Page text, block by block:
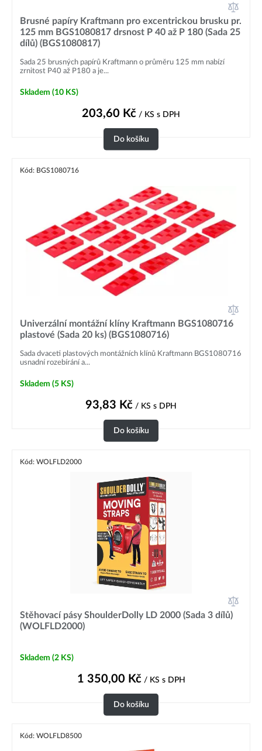
Brusné papíry Kraftmann pro excentrickou brusku pr.
125 mm BGS1080817 drsnost P 40 až P 180 (Sada 25
dílů) (BGS1080817)
Sada 25 brusných papírů Kraftmann o průměru 125 mm nabízí
zrnitost P40 až P180 a je...
Skladem (10 KS)
203,60 Kč / KS s DPH
Do košíku
Kód: BGS1080716
Univerzální montážní klíny Kraftmann BGS1080716
plastové (Sada 20 ks) (BGS1080716)
Sada dvaceti plastových montážních klínů Kraftmann BGS1080716
usnadní rozebírání a...
Skladem (5 KS)
93,83 Kč / KS s DPH
Do košíku
Kód: WOLFLD2000
Stěhovací pásy ShoulderDolly LD 2000 (Sada 3 dílů)
(WOLFLD2000)
Skladem (2 KS)
1 350,00 Kč/ KS s DPH
Do košíku
Kód: WOLFLD8500